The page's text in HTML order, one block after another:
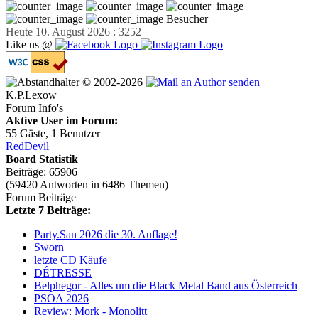
Besucher
Heute 10. August 2026 : 3252
Like us @
© 2002-2026
K.P.Lexow
Forum Info's
Aktive User im Forum:
55 Gäste, 1 Benutzer
RedDevil
Board Statistik
Beiträge: 65906
(59420 Antworten in 6486 Themen)
Forum Beiträge
Letzte 7 Beiträge:
Party.San 2026 die 30. Auflage!
Sworn
letzte CD Käufe
DÉTRESSE
Belphegor - Alles um die Black Metal Band aus Österreich
PSOA 2026
Review: Mork - Monolitt